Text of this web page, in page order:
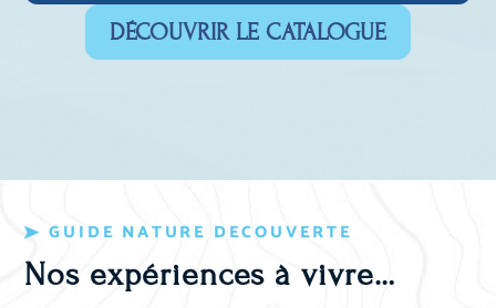
DÉCOUVRIR LE CATALOGUE
GUIDE NATURE DECOUVERTE
Nos expériences à vivre…